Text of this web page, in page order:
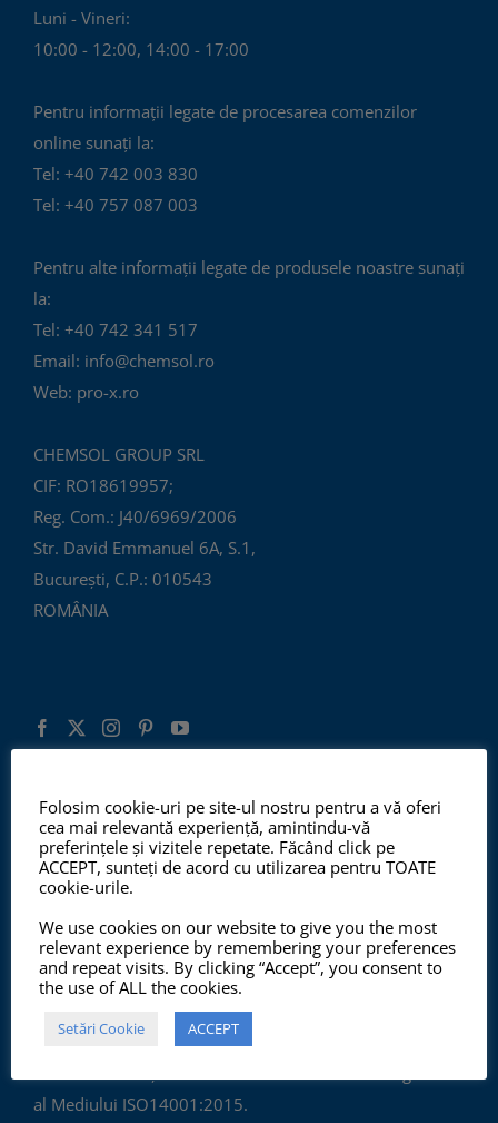
Luni - Vineri:
10:00 - 12:00, 14:00 - 17:00
Pentru informații legate de procesarea comenzilor
online sunați la:
Tel: +40 742 003 830
Tel: +40 757 087 003
Pentru alte informații legate de produsele noastre sunați
la:
Tel: +40 742 341 517
Email: info@chemsol.ro
Web: pro-x.ro
CHEMSOL GROUP SRL
CIF: RO18619957;
Reg. Com.: J40/6969/2006
Str. David Emmanuel 6A, S.1,
București, C.P.: 010543
ROMÂNIA
ISO 9001:2015, ISO 14001:2015
Începând cu anul 2012, ChemSol Group deține
Certificatul Sistemului de Management al Calității
al Mediului ISO14001:2015.
Folosim cookie-uri pe site-ul nostru pentru a vă oferi
cea mai relevantă experiență, amintindu-vă
preferințele și vizitele repetate. Făcând click pe
ACCEPT, sunteți de acord cu utilizarea pentru TOATE
cookie-urile.
We use cookies on our website to give you the most
relevant experience by remembering your preferences
and repeat visits. By clicking “Accept”, you consent to
the use of ALL the cookies.
Setări Cookie ACCEPT